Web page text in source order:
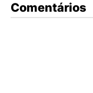
Comentários